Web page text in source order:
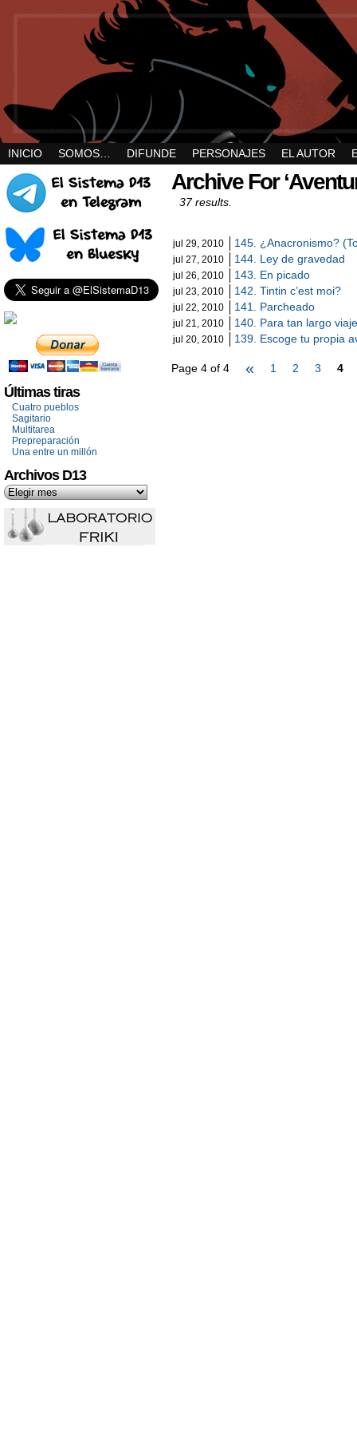
INICIO SOMOS… DIFUNDE PERSONAJES EL AUTOR
Últimas tiras
Cuatro pueblos
Sagitario
Multitarea
Prepreparación
Una entre un millón
Archivos D13
Archive For
37 results.
jul 29, 2010 145. ¿Anacronismo?
jul 27, 2010 144. Ley de gravedad
jul 26, 2010 143. En picado
jul 23, 2010 142. Tintin c’est moi?
jul 22, 2010 141. Parcheado
jul 21, 2010 140. Para tan largo viaje
jul 20, 2010 139. Escoge tu propia
Page 4 of 4 « 1 2 3 4